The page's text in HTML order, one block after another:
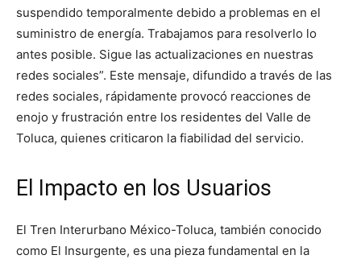
suspendido temporalmente debido a problemas en el
suministro de energía. Trabajamos para resolverlo lo
antes posible. Sigue las actualizaciones en nuestras
redes sociales”. Este mensaje, difundido a través de las
redes sociales, rápidamente provocó reacciones de
enojo y frustración entre los residentes del Valle de
Toluca, quienes criticaron la fiabilidad del servicio.
El Impacto en los Usuarios
El Tren Interurbano México-Toluca, también conocido
como El Insurgente, es una pieza fundamental en la